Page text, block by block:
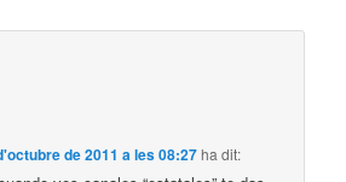
de 2011 a les 08:27ha dit: